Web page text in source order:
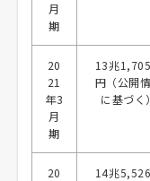
月
期
20
21
年3
月
期
13兆
円（公開
に基づく）
20
14兆